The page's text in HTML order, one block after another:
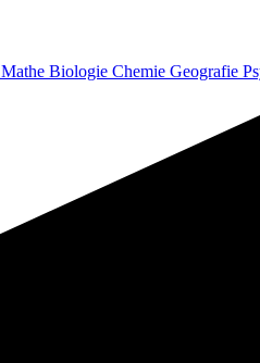
Mathe Biologie Chemie Geografie